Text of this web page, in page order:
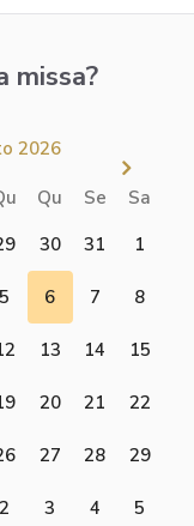
missa?
2026
Qu Se
Sa
30 31 1
5 6 7 8
13 14 15
20 21 22
27 28 29
2 3 4 5